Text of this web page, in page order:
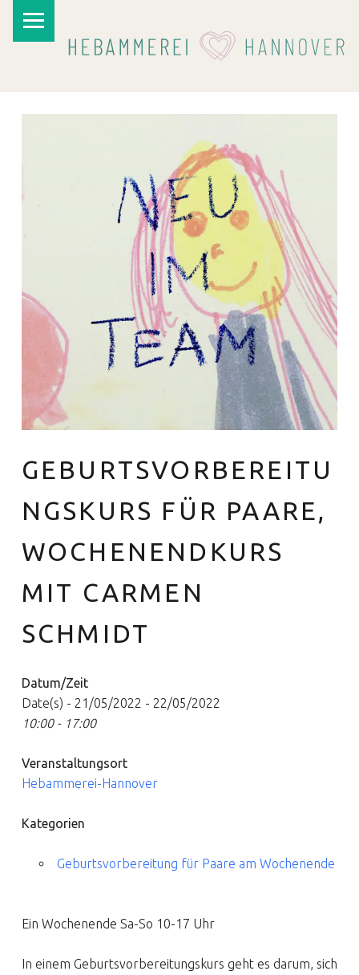
GEBURTSVORBEREITU
NGSKURS FÜR PAARE,
WOCHENENDKURS
MIT CARMEN
SCHMIDT
Datum/Zeit
Date(s) - 21/05/2022 - 22/05/2022
10:00 - 17:00
Veranstaltungsort
Hebammerei-Hannover
Kategorien
Geburtsvorbereitung für Paare am Wochenende
Ein Wochenende Sa-So 10-17 Uhr
In einem Geburtsvorbereitungskurs geht es darum, sich